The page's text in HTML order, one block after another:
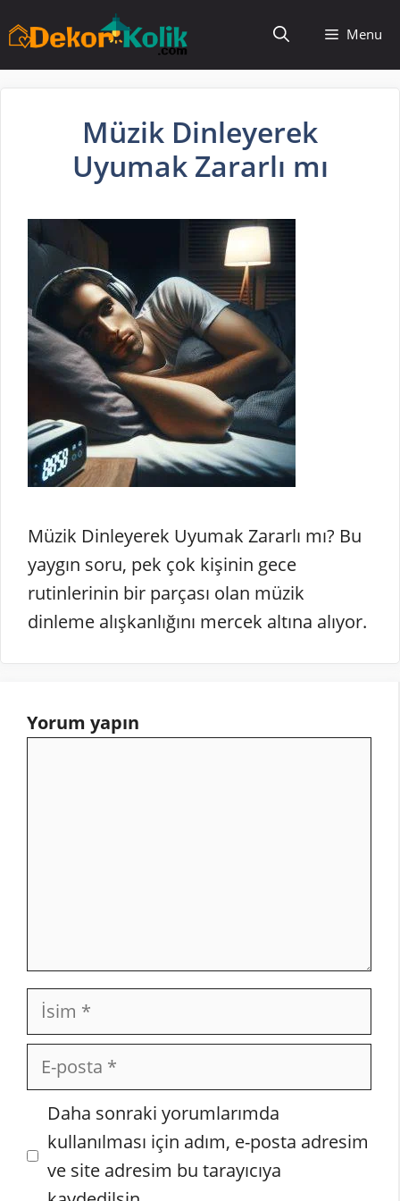
atla
Menu
Müzik Dinleyerek
Uyumak Zararlı mı
Müzik Dinleyerek Uyumak Zararlı mı? Bu
yaygın soru, pek çok kişinin gece
rutinlerinin bir parçası olan müzik
dinleme alışkanlığını mercek altına alıyor.
Yorum yapın
İsim
posta
İnternet
sitesi
Daha sonraki yorumlarımda
kullanılması için adım, e-posta adresim
ve site adresim bu tarayıcıya